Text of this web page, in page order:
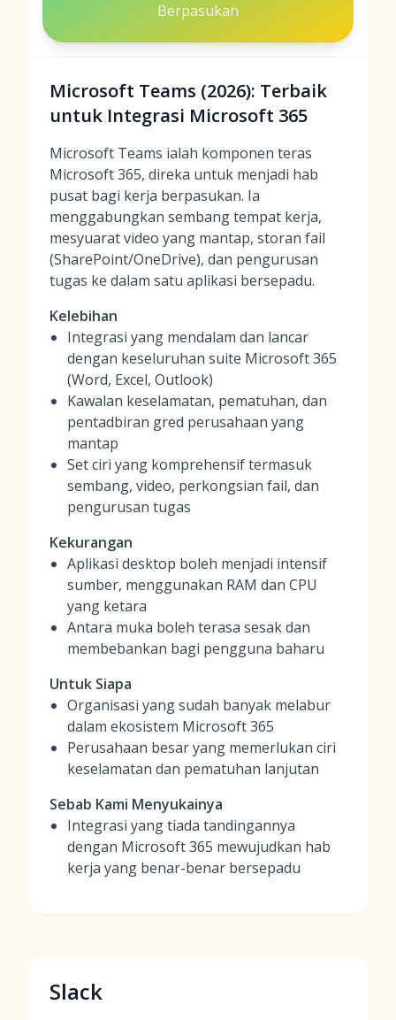
Berpasukan
Microsoft Teams (2026): Terbaik
untuk Integrasi Microsoft 365
Microsoft Teams ialah komponen teras
Microsoft 365, direka untuk menjadi hab
pusat bagi kerja berpasukan. Ia
menggabungkan sembang tempat kerja,
mesyuarat video yang mantap, storan fail
(SharePoint/OneDrive), dan pengurusan
tugas ke dalam satu aplikasi bersepadu.
Kelebihan
Integrasi yang mendalam dan lancar
dengan keseluruhan suite Microsoft 365
(Word, Excel, Outlook)
Kawalan keselamatan, pematuhan, dan
pentadbiran gred perusahaan yang
mantap
Set ciri yang komprehensif termasuk
sembang, video, perkongsian fail, dan
pengurusan tugas
Kekurangan
Aplikasi desktop boleh menjadi intensif
sumber, menggunakan RAM dan CPU
yang ketara
Antara muka boleh terasa sesak dan
membebankan bagi pengguna baharu
Untuk Siapa
Organisasi yang sudah banyak melabur
dalam ekosistem Microsoft 365
Perusahaan besar yang memerlukan ciri
keselamatan dan pematuhan lanjutan
Sebab Kami Menyukainya
Integrasi yang tiada tandingannya
dengan Microsoft 365 mewujudkan hab
kerja yang benar-benar bersepadu
Slack